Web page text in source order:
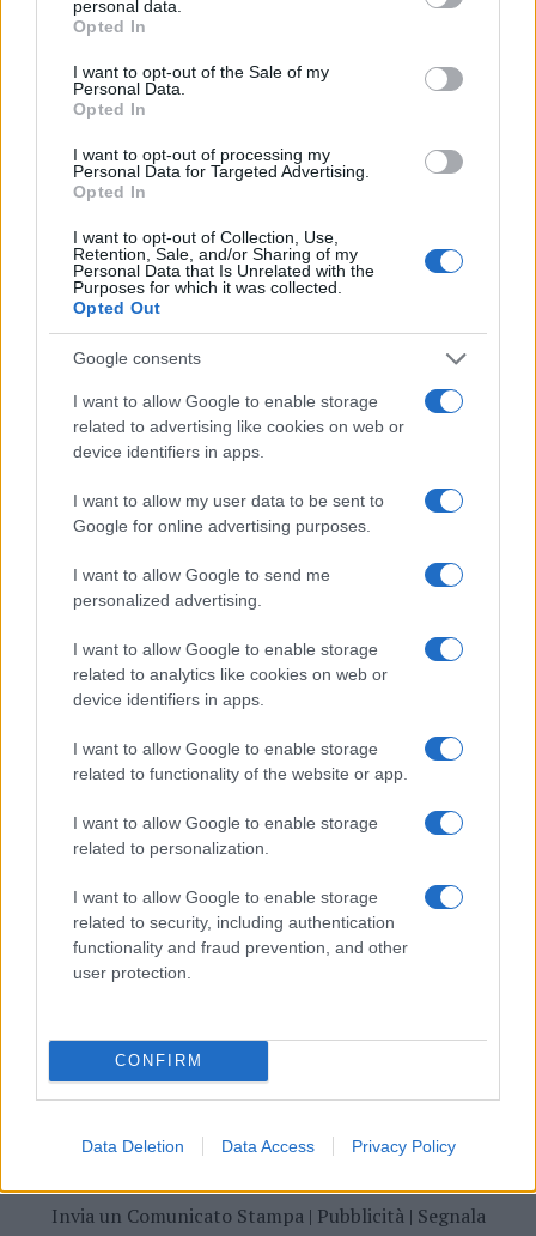
grant or deny consent to Google and its third-party tags to
use your data for below specified purposes in below Google
consent section.
personal data.
Opted In
I want to opt-out of the Sale of my
Personal Data.
Opted In
I want to opt-out of processing my
Personal Data for Targeted Advertising.
Opted In
I want to opt-out of Collection, Use,
Retention, Sale, and/or Sharing of my
Personal Data that Is Unrelated with the
Purposes for which it was collected.
Opted Out
Google consents
I want to allow Google to enable storage
related to advertising like cookies on web or
device identifiers in apps.
I want to allow my user data to be sent to
Google for online advertising purposes.
I want to allow Google to send me
personalized advertising.
I want to allow Google to enable storage
related to analytics like cookies on web or
device identifiers in apps.
I want to allow Google to enable storage
related to functionality of the website or app.
I want to allow Google to enable storage
related to personalization.
I want to allow Google to enable storage
related to security, including authentication
functionality and fraud prevention, and other
user protection.
CONFIRM
Data Deletion Data Access Privacy Policy
al Molo Brin è un successo
NECROLOGIE
Mario Malu
Paolo Pinna
Martina Agostina Diturco
I nostri cari
I nostri cari
Invia un Comunicato Stampa| Pubblicità| Segnala